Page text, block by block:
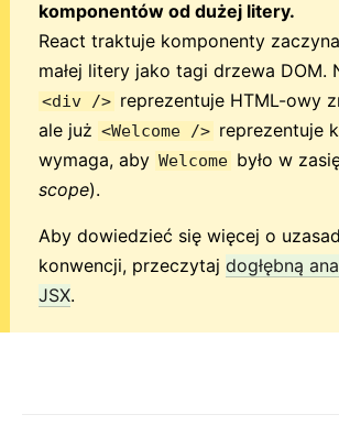
komponentów od dużej litery.
React traktuje komponenty
małej litery jako tagi drzewa DOM.
<div /> reprezentuje HTML-owy
ale już <Welcome /> reprezentuje
wymaga, aby Welcome było w
scope).
Aby dowiedzieć się więcej o
konwencji, przeczytaj dogłębną
JSX.